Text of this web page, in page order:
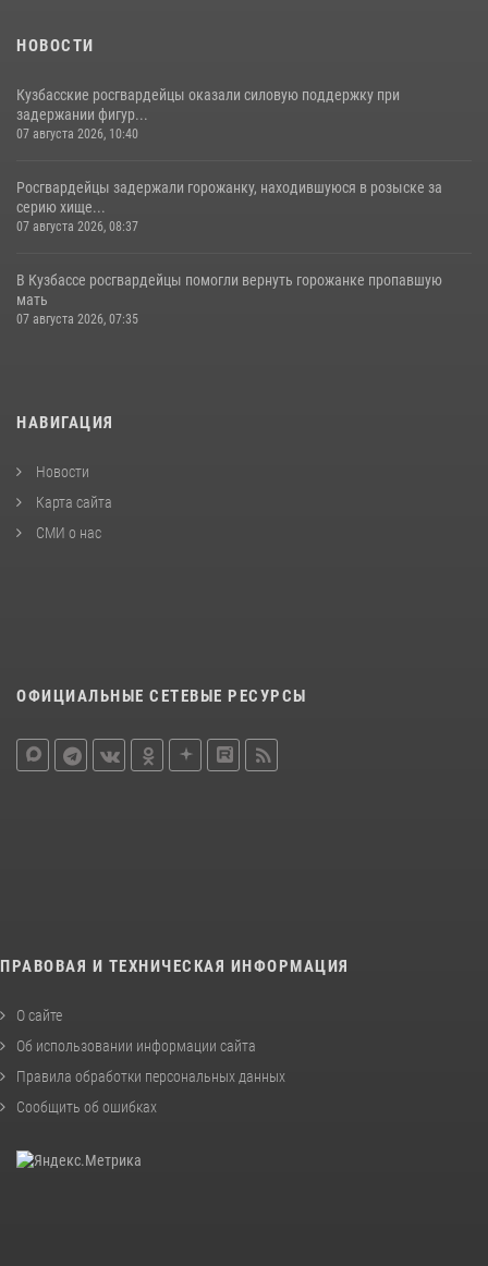
НОВОСТИ
Кузбасские росгвардейцы оказали силовую поддержку при
задержании фигур...
07 августа 2026, 10:40
Росгвардейцы задержали горожанку, находившуюся в розыске за
серию хище...
07 августа 2026, 08:37
В Кузбассе росгвардейцы помогли вернуть горожанке пропавшую
мать
07 августа 2026, 07:35
НАВИГАЦИЯ
Новости
Карта сайта
СМИ о нас
ОФИЦИАЛЬНЫЕ СЕТЕВЫЕ РЕСУРСЫ
ПРАВОВАЯ И ТЕХНИЧЕСКАЯ ИНФОРМАЦИЯ
О сайте
Об использовании информации сайта
Правила обработки персональных данных
Сообщить об ошибках